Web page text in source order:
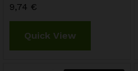
9,74 €
Quick View